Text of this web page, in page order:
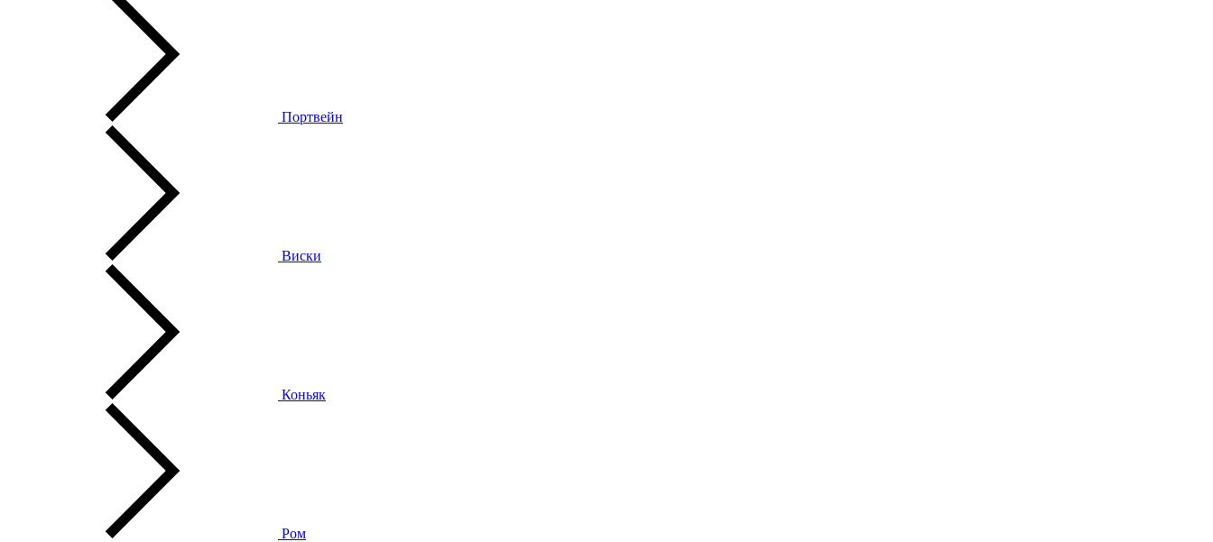
Портвейн
Виски
Коньяк
Ром